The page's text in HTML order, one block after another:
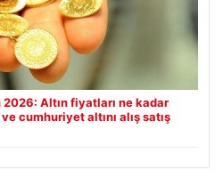
2026: Altın fiyatları ne kadar
cumhuriyet altını alış satış